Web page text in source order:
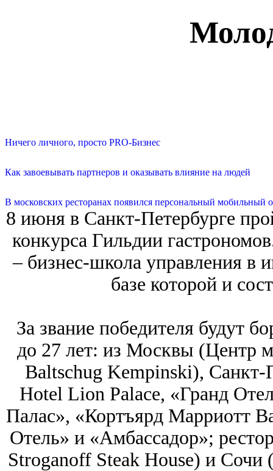
Ничего личного, просто PRO-Бизнес
Как завоевывать партнеров и оказывать влияние на людей
В московских ресторанах появился персональный мобильный
8 июня в Санкт-Петербурге
конкурса Гильдии
‒ бизнеc-школа управления в
базе которой и
За звание победителя будут
до 27 лет: из Москвы (Центр
Baltschug Kempinski), Санкт-
Hotel Lion Palace, «Гранд
Палас», «Кортъярд Марриотт
Отель» и «Амбассадор»;
Stroganoff Steak House) и